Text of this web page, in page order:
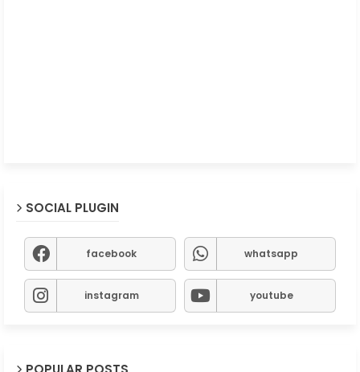
SOCIAL PLUGIN
facebook whatsapp
instagram youtube